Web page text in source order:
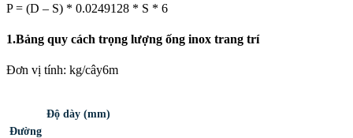
P = (D – S) * 0.0249128 * S * 6
1.Bảng quy cách trọng lượng ống inox trang trí
Đơn vị tính: kg/cây6m
Đường
Độ dày (mm)